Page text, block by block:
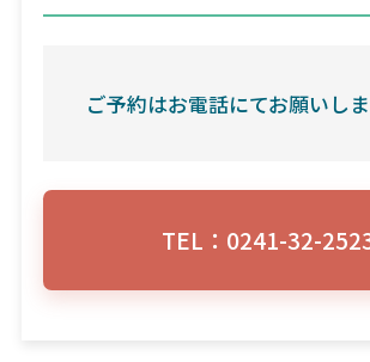
ご予約はお電話にてお願いしま
TEL：0241-32-